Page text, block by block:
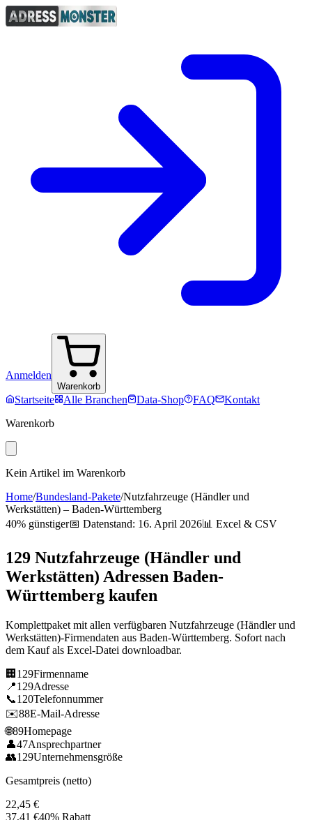
Anmelden
Warenkorb
Startseite Alle Branchen Data-Shop FAQ
Kontakt
Warenkorb
Kein Artikel im Warenkorb
Home/Bundesland-Pakete/Nutzfahrzeuge (Händler und
Werkstätten) – Baden-Württemberg
40% günstiger📅 Datenstand: 16. April 2026📊 Excel & CSV
129 Nutzfahrzeuge (Händler und
Werkstätten) Adressen Baden-
Württemberg kaufen
Komplettpaket mit allen verfügbaren Nutzfahrzeuge (Händler und
Werkstätten)-Firmendaten aus Baden-Württemberg. Sofort nach
dem Kauf als Excel-Datei downloadbar.
🏢 129Firmenname
📍129Adresse
📞120Telefonnummer
✉️88E-Mail-Adresse
🌐89Homepage
👤47Ansprechpartner
👥129Unternehmensgröße
Gesamtpreis (netto)
22,45 €
37,41 €40% Rabatt